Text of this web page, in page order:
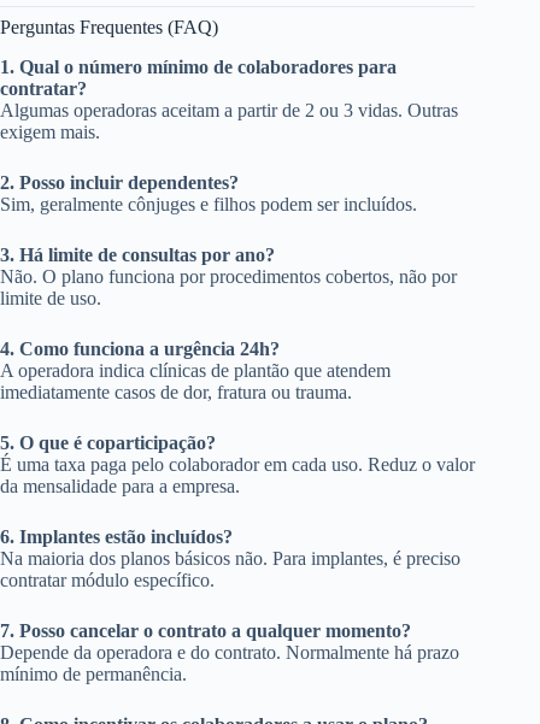
Perguntas Frequentes (FAQ)
1. Qual o número mínimo de colaboradores para
contratar?
Algumas operadoras aceitam a partir de 2 ou 3 vidas. Outras
exigem mais.
2. Posso incluir dependentes?
Sim, geralmente cônjuges e filhos podem ser incluídos.
3. Há limite de consultas por ano?
Não. O plano funciona por procedimentos cobertos, não por
limite de uso.
4. Como funciona a urgência 24h?
A operadora indica clínicas de plantão que atendem
imediatamente casos de dor, fratura ou trauma.
5. O que é coparticipação?
É uma taxa paga pelo colaborador em cada uso. Reduz o valor
da mensalidade para a empresa.
6. Implantes estão incluídos?
Na maioria dos planos básicos não. Para implantes, é preciso
contratar módulo específico.
7. Posso cancelar o contrato a qualquer momento?
Depende da operadora e do contrato. Normalmente há prazo
mínimo de permanência.